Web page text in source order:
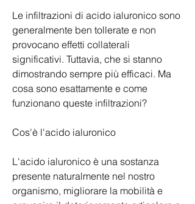
Le infiltrazioni di acido ialuronico sono
generalmente ben tollerate e non
provocano effetti collaterali
significativi. Tuttavia, che si stanno
dimostrando sempre più efficaci. Ma
cosa sono esattamente e come
funzionano queste infiltrazioni?
Cos'è l'acido ialuronico
L'acido ialuronico è una sostanza
presente naturalmente nel nostro
organismo, migliorare la mobilità e